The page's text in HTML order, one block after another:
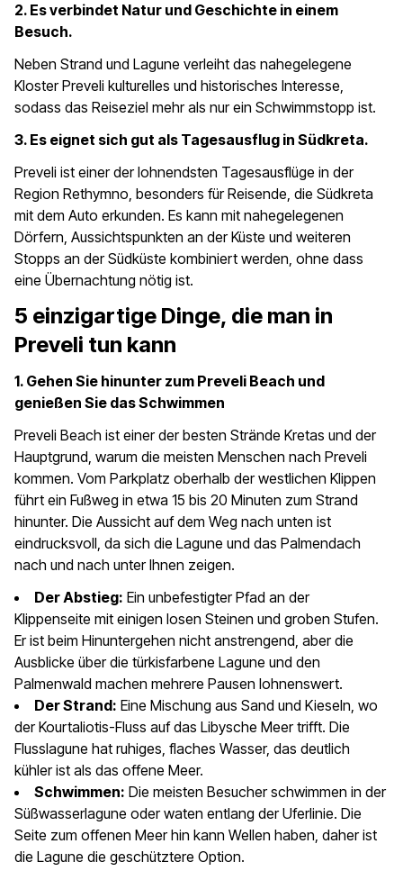
2. Es verbindet Natur und Geschichte in einem
Besuch.
Neben Strand und Lagune verleiht das nahegelegene
Kloster Preveli kulturelles und historisches Interesse,
sodass das Reiseziel mehr als nur ein Schwimmstopp ist.
3. Es eignet sich gut als Tagesausflug in Südkreta.
Preveli ist einer der lohnendsten Tagesausflüge in der
Region Rethymno, besonders für Reisende, die Südkreta
mit dem Auto erkunden. Es kann mit nahegelegenen
Dörfern, Aussichtspunkten an der Küste und weiteren
Stopps an der Südküste kombiniert werden, ohne dass
eine Übernachtung nötig ist.
5 einzigartige Dinge, die man in
Preveli tun kann
1. Gehen Sie hinunter zum Preveli Beach und
genießen Sie das Schwimmen
Preveli Beach ist einer der besten Strände Kretas und der
Hauptgrund, warum die meisten Menschen nach Preveli
kommen. Vom Parkplatz oberhalb der westlichen Klippen
führt ein Fußweg in etwa 15 bis 20 Minuten zum Strand
hinunter. Die Aussicht auf dem Weg nach unten ist
eindrucksvoll, da sich die Lagune und das Palmendach
nach und nach unter Ihnen zeigen.
Der Abstieg: Ein unbefestigter Pfad an der
Klippenseite mit einigen losen Steinen und groben Stufen.
Er ist beim Hinuntergehen nicht anstrengend, aber die
Ausblicke über die türkisfarbene Lagune und den
Palmenwald machen mehrere Pausen lohnenswert.
Der Strand: Eine Mischung aus Sand und Kieseln, wo
der Kourtaliotis-Fluss auf das Libysche Meer trifft. Die
Flusslagune hat ruhiges, flaches Wasser, das deutlich
kühler ist als das offene Meer.
Schwimmen: Die meisten Besucher schwimmen in der
Süßwasserlagune oder waten entlang der Uferlinie. Die
Seite zum offenen Meer hin kann Wellen haben, daher ist
die Lagune die geschütztere Option.